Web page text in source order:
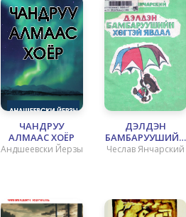
ЧАНДРУУ
АЛМААС ХОЁР
Андшеевски Йерзы
ДЭЛДЭН
БАМБАРУУШИЙН
ХӨГТЭЙ ЯВДАЛ
Чеслав Янчарский